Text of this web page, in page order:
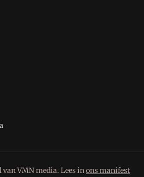
VMN media. Lees inons manifest